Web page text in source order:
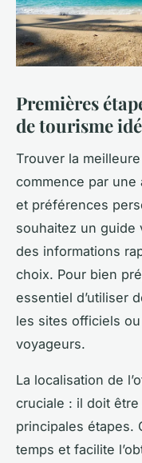
Premières
de tourisme
Trouver la meilleure
commence par
et préférences
souhaitez un guide
des informations
choix. Pour bien
essentiel d’utiliser
les sites officiels ou
voyageurs.
La localisation de
cruciale : il doit
principales étapes.
temps et facilite